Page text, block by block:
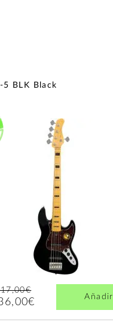
5 BLK Black
Añadir